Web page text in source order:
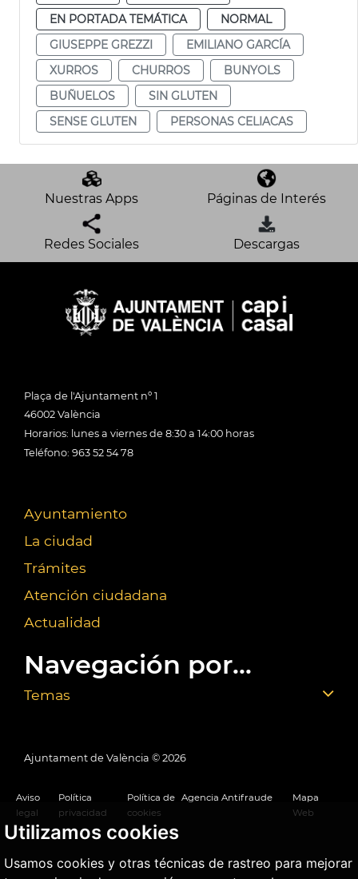
Utilizamos cookies
Usamos cookies y otras técnicas de rastreo para mejorar
EN PORTADA TEMÁTICA
NORMAL
GIUSEPPE GREZZI
EMILIANO GARCÍA
XURROS
CHURROS
BUNYOLS
BUÑUELOS
SIN GLUTEN
SENSE GLUTEN
PERSONAS CELIACAS
Nuestras Apps Páginas de Interés
Redes Sociales Descargas
Plaça de l'Ajuntament nº 1
46002 València
Horarios: lunes a viernes de 8:30 a 14:00 horas
Teléfono: 963 52 54 78
Ayuntamiento
La ciudad
Trámites
Atención ciudadana
Actualidad
Navegación por...
Temas
Ajuntament de València © 2026
Aviso
legal
Política
privacidad
Política de
cookies
Agencia Antifraude
Mapa
Web